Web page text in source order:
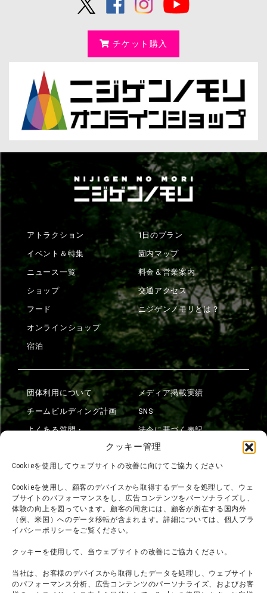
クッキー管理
Cookieを使用してウェブサイトの改善に向けてご協力ください
Cookieを使用し、顧客のデバイスから取得するデータを処理して、ウェ
ブサイトのパフォーマンスをし、広告コンテンツをパーソナライズし、
体験の向上を図っています。顧客の同意には、顧客が所在する国内外
（例、米国）へのデータ移転が含まれます。詳細については、個人プラ
イバシーポリシーをご覧ください。
クッキーを使用して、当ウェブサイトの改善にご協力ください。
当社は、お客様のデバイスから取得したデータを処理し、ウェブサイト
のパフォーマンス分析、広告コンテンツのパーソナライズ、およびお客
チケット購入
アトラクション
イベント＆特集
ニュース一覧
ショップ
フード
オンラインショップ
宿泊
1日のプラン
園内マップ
料金＆営業案内
交通アクセス
ニジゲンノモリとは？
団体利用について
チームビルディング計画
よくある質問・
利用規約
プレスリリース
メディア掲載実績
SNS
法令に基づく表記
会社概要
スタッフ募集